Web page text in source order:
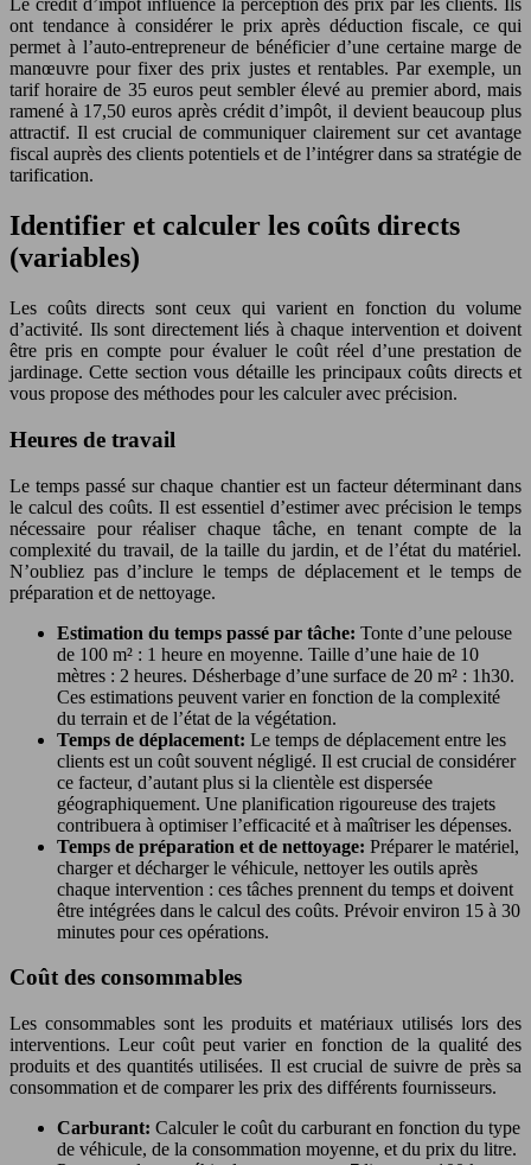
Le crédit d’impôt influence la perception des prix par les clients. Ils
ont tendance à considérer le prix après déduction fiscale, ce qui
permet à l’auto-entrepreneur de bénéficier d’une certaine marge de
manœuvre pour fixer des prix justes et rentables. Par exemple, un
tarif horaire de 35 euros peut sembler élevé au premier abord, mais
ramené à 17,50 euros après crédit d’impôt, il devient beaucoup plus
attractif. Il est crucial de communiquer clairement sur cet avantage
fiscal auprès des clients potentiels et de l’intégrer dans sa stratégie de
tarification.
Identifier et calculer les coûts directs
(variables)
Les coûts directs sont ceux qui varient en fonction du volume
d’activité. Ils sont directement liés à chaque intervention et doivent
être pris en compte pour évaluer le coût réel d’une prestation de
jardinage. Cette section vous détaille les principaux coûts directs et
vous propose des méthodes pour les calculer avec précision.
Heures de travail
Le temps passé sur chaque chantier est un facteur déterminant dans
le calcul des coûts. Il est essentiel d’estimer avec précision le temps
nécessaire pour réaliser chaque tâche, en tenant compte de la
complexité du travail, de la taille du jardin, et de l’état du matériel.
N’oubliez pas d’inclure le temps de déplacement et le temps de
préparation et de nettoyage.
Estimation du temps passé par tâche: Tonte d’une pelouse
de 100 m² : 1 heure en moyenne. Taille d’une haie de 10
mètres : 2 heures. Désherbage d’une surface de 20 m² : 1h30.
Ces estimations peuvent varier en fonction de la complexité
du terrain et de l’état de la végétation.
Temps de déplacement: Le temps de déplacement entre les
clients est un coût souvent négligé. Il est crucial de considérer
ce facteur, d’autant plus si la clientèle est dispersée
géographiquement. Une planification rigoureuse des trajets
contribuera à optimiser l’efficacité et à maîtriser les dépenses.
Temps de préparation et de nettoyage: Préparer le matériel,
charger et décharger le véhicule, nettoyer les outils après
chaque intervention : ces tâches prennent du temps et doivent
être intégrées dans le calcul des coûts. Prévoir environ 15 à 30
minutes pour ces opérations.
Coût des consommables
Les consommables sont les produits et matériaux utilisés lors des
interventions. Leur coût peut varier en fonction de la qualité des
produits et des quantités utilisées. Il est crucial de suivre de près sa
consommation et de comparer les prix des différents fournisseurs.
Carburant: Calculer le coût du carburant en fonction du type
de véhicule, de la consommation moyenne, et du prix du litre.